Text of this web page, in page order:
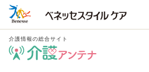
介護情報の総合サイト